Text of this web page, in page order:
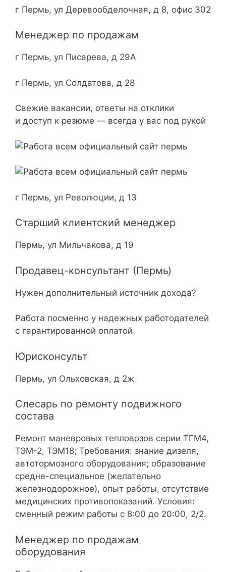
г Пермь, ул Деревообделочная, д 8, офис 302
Менеджер по продажам
г Пермь, ул Писарева, д 29А
г Пермь, ул Солдатова, д 28
Свежие вакансии, ответы на отклики
и доступ к резюме — всегда у вас под рукой
г Пермь, ул Революции, д 13
Старший клиентский менеджер
Пермь, ул Мильчакова, д 19
Продавец-консультант (Пермь)
Нужен дополнительный источник дохода?
Работа посменно у надежных работодателей
с гарантированной оплатой
Юрисконсульт
Пермь, ул Ольховская, д 2ж
Слесарь по ремонту подвижного
состава
Ремонт маневровых тепловозов серии ТГМ4,
ТЭМ-2, ТЭМ18; Требования: знание дизеля,
автотормозного оборудования; образование
средне-специальное (желательно
железнодорожное), опыт работы, отсутствие
медицинских противопоказаний. Условия:
сменный режим работы с 8:00 до 20:00, 2/2.
Менеджер по продажам
оборудования